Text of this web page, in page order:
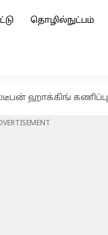
தொழில்நுட்பம்
ஹாக்கிங் கணிப்பு